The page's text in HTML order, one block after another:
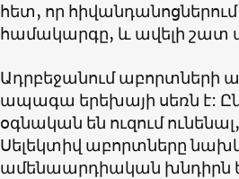
հետ, որ
համակարգը, և ավելի շատ
Ադրբեջանում
ապագա երեխայի սեռն է:
օգնական են ուզում
Սելեկտիվ աբորտները
ամենաարդիական խնդիրն